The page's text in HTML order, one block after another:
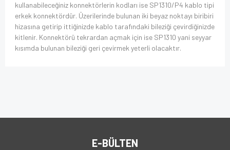
kullanabileceğiniz konnektörlerin kodları ise SP1310/P4 kablo tipi
erkek konnektördür. Üzerilerinde bulunan iki beyaz noktayı biribiri
hizasına getirip ittiğinizde kablo tarafındaki bileziği çevirdiğinizde
kitlenir. Konnektörü tekrardan açmak için ise SP1310 yani seyyar
kısımda bulunan bileziği geri çevirmek yeterli olacaktır.
E-BÜLTEN